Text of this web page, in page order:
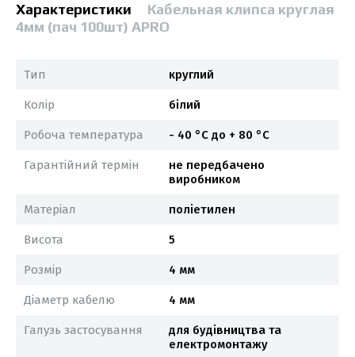
Характеристики
Кабельная клипса круглая
4мм (пач 100шт) APRO
Тип круглий
Колір білий
Робоча температура - 40 °С до + 80 °С
Гарантійний термін
не передбачено
виробником
Матеріал поліетилен
Висота 5
Розмір 4 мм
Діаметр кабелю 4 мм
Галузь застосування
для будівництва та
електромонтажу